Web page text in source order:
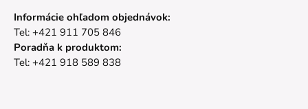
Informácie ohľadom objednávok:
Tel: +421 911 705 846
Poradňa k produktom:
Tel: +421 918 589 838